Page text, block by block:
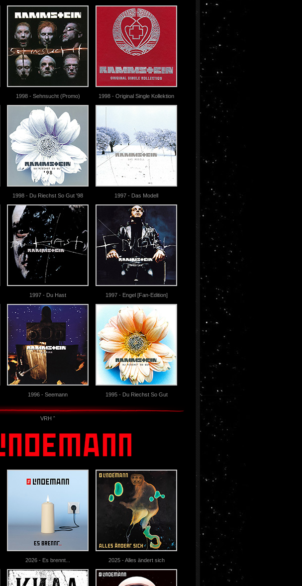
1998 - Sehnsucht (Promo) 1998 - Original Single Kollektion
1998 - Du Riechst So Gut '98 1997 - Das Modell
1997 - Du Hast 1997 - Engel [Fan-Edition]
1996 - Seemann 1995 - Du Riechst So Gut
VRH ˆ
2026 - Es brennt... 2025 - Alles ändert sich